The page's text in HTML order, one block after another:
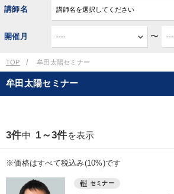
講師名
開催月 〜
TOP 牟田太陽セミナー
牟田太陽セミナー
3件中 1～3件を表示
※価格はすべて税込み(10%)です
セミナー